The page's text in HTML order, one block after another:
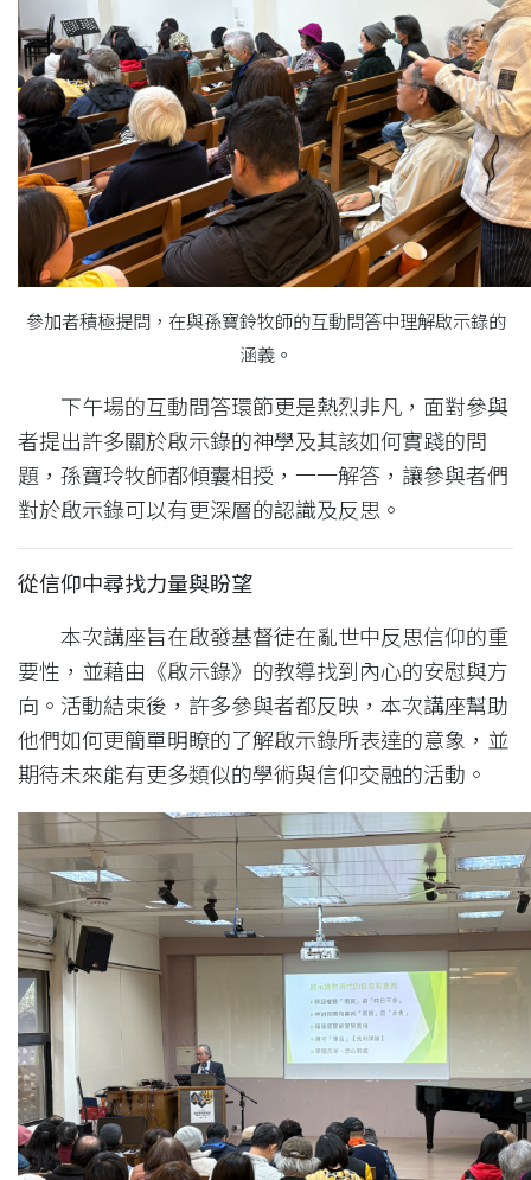
參加者積極提問，在與孫寶鈴牧師的互動問答中理解啟示錄的
涵義。
下午場的互動問答環節更是熱烈非凡，面對參與
者提出許多關於啟示錄的神學及其該如何實踐的問
題，孫寶玲牧師都傾囊相授，一一解答，讓參與者們
對於啟示錄可以有更深層的認識及反思。
從信仰中尋找力量與盼望
本次講座旨在啟發基督徒在亂世中反思信仰的重
要性，並藉由《啟示錄》的教導找到內心的安慰與方
向。活動結束後，許多參與者都反映，本次講座幫助
他們如何更簡單明瞭的了解啟示錄所表達的意象，並
期待未來能有更多類似的學術與信仰交融的活動。